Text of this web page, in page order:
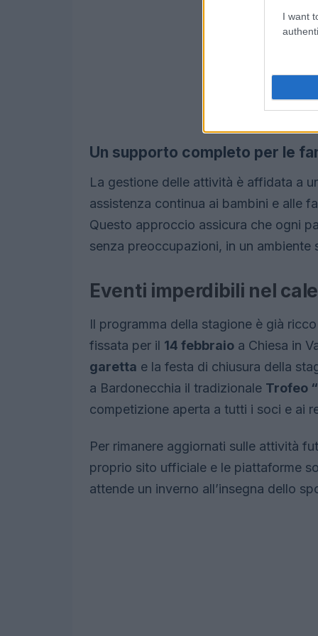
I want
Un supporto completo per le
La gestione delle attività è affidata a
assistenza continua ai bambini e alle
Questo approccio assicura che ogni
senza preoccupazioni, in un ambiente
Eventi imperdibili nel
Il programma della stagione è già
fissata per il 14 febbraio a Chiesa in
garetta e la festa di chiusura della
a Bardonecchia il tradizionale Trofeo
competizione aperta a tutti i soci e ai
Per rimanere aggiornati sulle attività
proprio sito ufficiale e le piattaforme
attende un inverno all’insegna dello